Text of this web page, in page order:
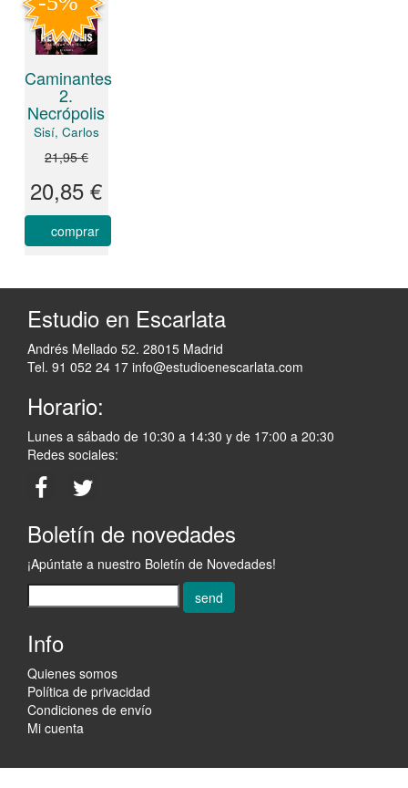
Caminantes
2.
Necrópolis
Sisí, Carlos
21,95 €
20,85 €
comprar
Estudio en Escarlata
Andrés Mellado 52. 28015 Madrid
Tel. 91 052 24 17 info@estudioenescarlata.com
Horario:
Lunes a sábado de 10:30 a 14:30 y de 17:00 a 20:30
Redes sociales:
Boletín de novedades
¡Apúntate a nuestro Boletín de Novedades!
send
Info
Quienes somos
Política de privacidad
Condiciones de envío
Mi cuenta